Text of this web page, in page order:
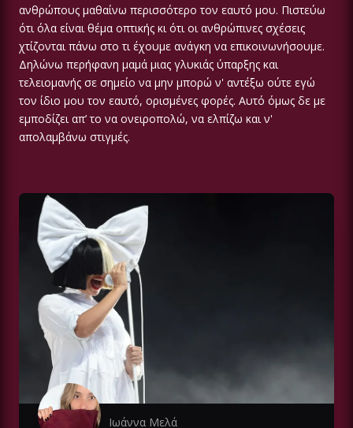
ανθρώπους μαθαίνω περισσότερο τον εαυτό μου. Πιστεύω
ότι όλα είναι θέμα οπτικής κι ότι οι ανθρώπινες σχέσεις
χτίζονται πάνω στο τι έχουμε ανάγκη να επικοινωνήσουμε.
Δηλώνω περήφανη μαμά μιας γλυκιάς ύπαρξης και
τελειομανής σε σημείο να μην μπορώ ν' αντέξω ούτε εγώ
τον ίδιο μου τον εαυτό, ορισμένες φορές. Αυτό όμως δε με
εμποδίζει απ’ το να ονειροπολώ, να ελπίζω και ν'
απολαμβάνω στιγμές.
Ιωάννα Μελά